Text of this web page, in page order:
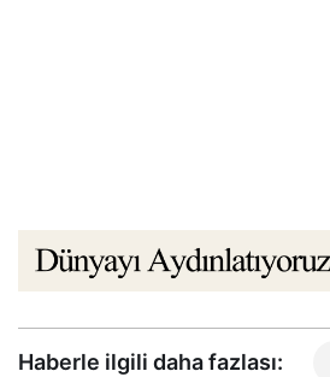
Haberle ilgili daha fazlası: